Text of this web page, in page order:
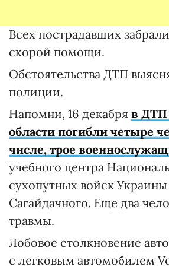
Всех пострадавших
скорой помощи.
Обстоятельства ДТП
полиции.
Напомни, 16 декабря в ДТП
области погибли четыре
числе, трое
учебного центра
сухопутных войск
Сагайдачного. Еще два
травмы.
Лобовое столкновение
с легковым автомобилем